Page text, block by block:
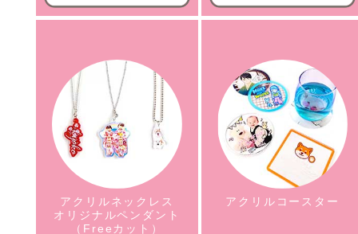
アクリルネックレス
オリジナルペンダント
（Freeカット）
アクリルコースター